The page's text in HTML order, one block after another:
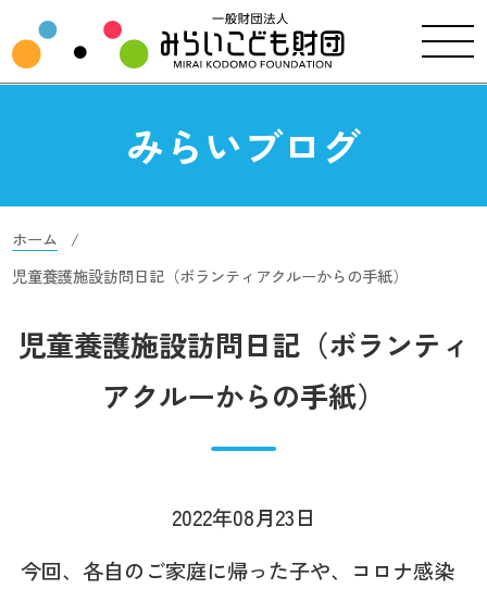
みらいブログ
ホーム
児童養護施設訪問日記（ボランティアクルーからの手紙）
児童養護施設訪問日記（ボランティ
アクルーからの手紙）
2022年08月23日
今回、各自のご家庭に帰った子や、コロナ感染